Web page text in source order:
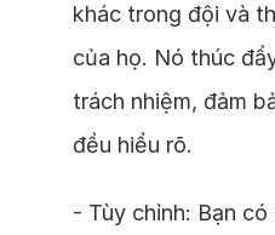
khác trong đội và
của họ. Nó thúc
trách nhiệm, đảm
đều hiểu rõ.
- Tùy chỉnh: Bạn